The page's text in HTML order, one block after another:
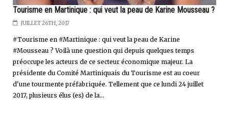
Tourisme en Martinique : qui veut la peau de Karine Mousseau ?
JUILLET 26TH, 2017
#Tourisme en #Martinique : qui veut la peau de Karine
#Mousseau ? Voilà une question qui depuis quelques temps
préoccupe les acteurs de ce secteur économique majeur. La
présidente du Comité Martiniquais du Tourisme est au coeur
d'une tourmente préfabriquée. Tellement que ce lundi 24 juillet
2017, plusieurs élus (es) de la...